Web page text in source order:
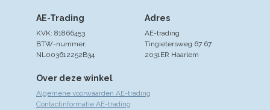
Over deze winkel
Algemene voorwaarden AE-trading
Contactinformatie AE-trading
Adres
AE-trading
Tingietersweg 67 67
2031ER Haarlem
AE-Trading
KVK: 81866453
BTW-nummer:
NL003612252B34